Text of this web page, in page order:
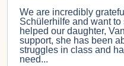
We are incredibly
Schülerhilfe and want
helped our daughter,
support, she has been
struggles in class and
need...